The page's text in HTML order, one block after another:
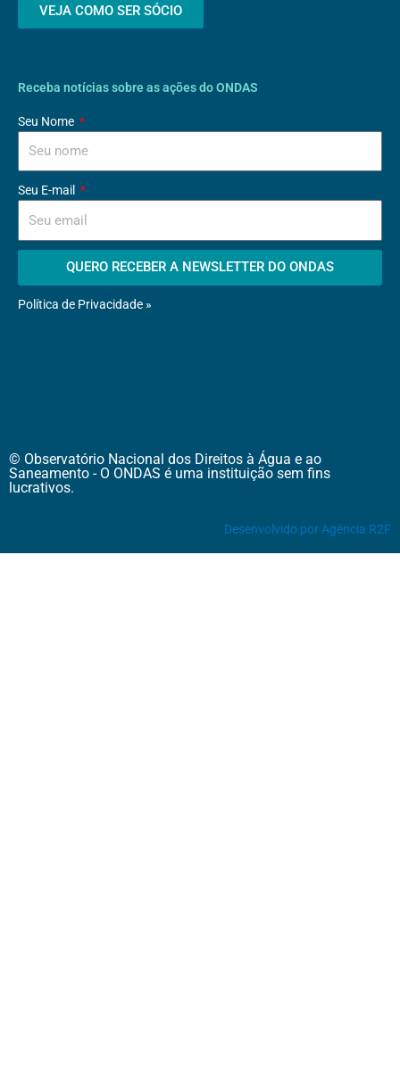
VEJA COMO SER SÓCIO
Receba notícias sobre as ações do ONDAS
Seu Nome
Seu E-mail
QUERO RECEBER A NEWSLETTER DO ONDAS
Política de Privacidade »
© Observatório Nacional dos Direitos à Água e ao
Saneamento - O ONDAS é uma instituição sem fins
lucrativos.
Desenvolvido por Agência R2F